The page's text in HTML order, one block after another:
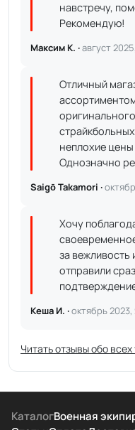
навстречу,
Рекомендую!
Максим К. ·август
Отличный
неплохие
Однозначно
Saigō Takamori ·
Хочу
за вежливость
отправили
Кеша И. ·октябрь
Читать отзывы обо
КаталогВоенная